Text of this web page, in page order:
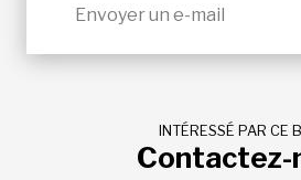
Envoyer un e-mail
INTÉRESSÉ PAR CE
Contactez-